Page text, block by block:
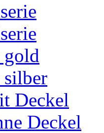
gold
silber
Deckel
Deckel